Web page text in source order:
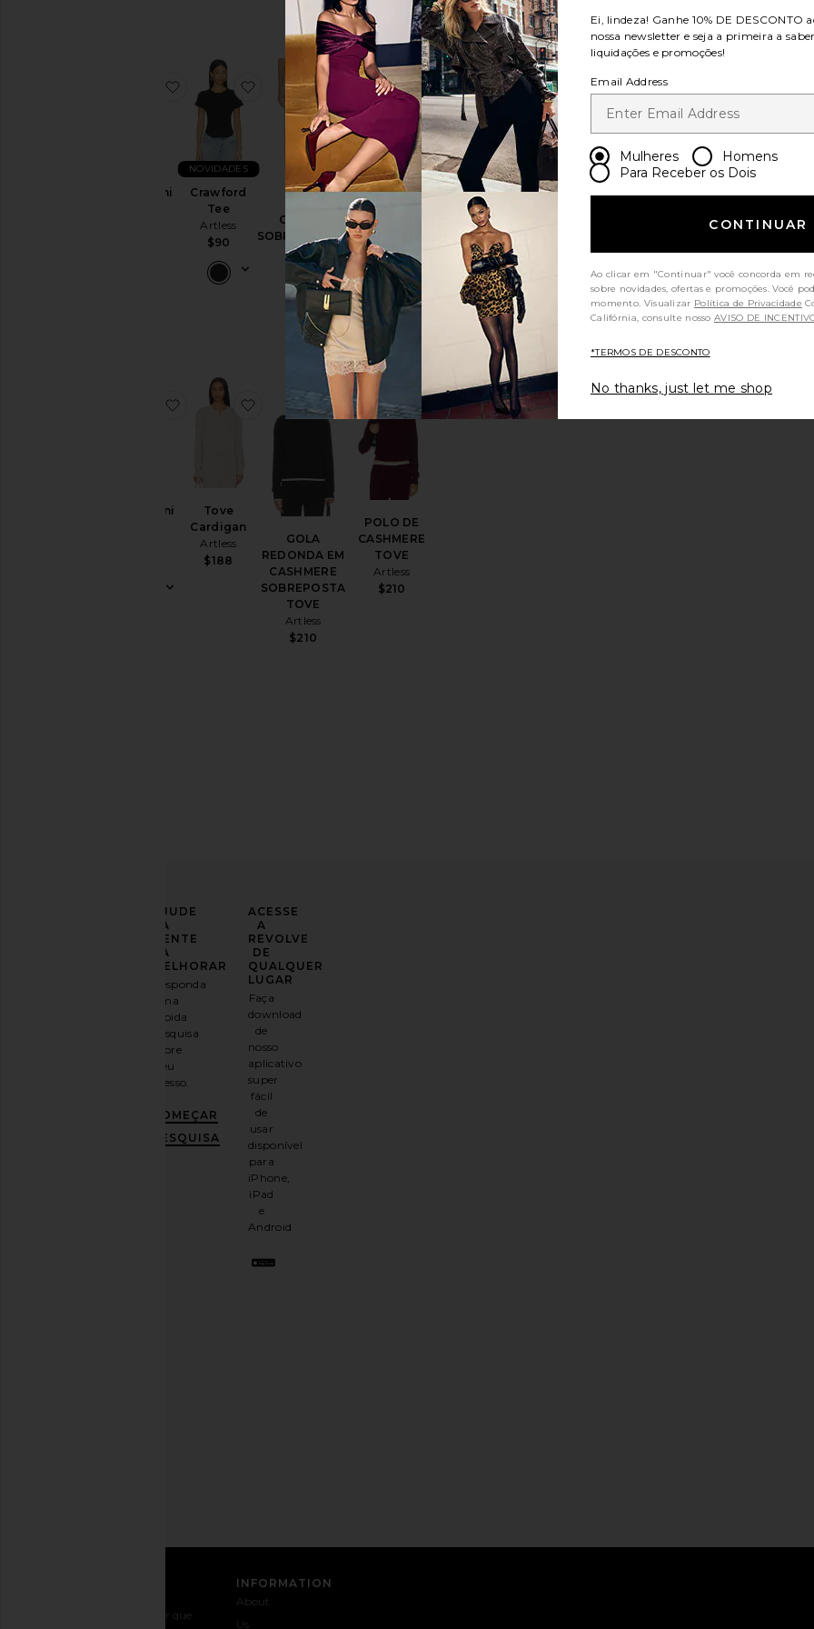
$128
Rhea Mini
favoritoRhea Mini Dress
Crawford
Tee
Artless
$90
NOVIDADES
favoritoCrawford Tee
CALÇAS
SOBREPOSTAS
TOVE
Artless
$248
favoritoCALÇAS SOBREPOSTAS TOVE
VESTIDO
MIDI
DECOTADO
TATE
Artless
Sale price:
$37
(PROMOÇÃO
FINAL)
Previous price:
$145
favoritoVESTIDO MIDI DECOTADO TATE
Romy Mini
favoritoRomy Mini Dress
Tove
Cardigan
Artless
$188
favoritoTove Cardigan
GOLA
REDONDA EM
CASHMERE
SOBREPOSTA
TOVE
Artless
$210
favoritoGOLA REDONDA EM CASHMERE SOBREPOSTA TOVE
POLO DE
CASHMERE
TOVE
Artless
$210
favoritoPOLO DE CASHMERE TOVE
AJUDE
A
GENTE
A
MELHORAR
Responda
uma
rápida
pesquisa
sobre
seu
acesso.
COMEÇAR
PESQUISA
ACESSE
A
REVOLVE
DE
QUALQUER
LUGAR
Faça
download
de
nosso
aplicativo
super
fácil
de
usar
disponível
para
iPhone,
iPad
e
Android
Por que
INFORMATION
About
Us
Ei, lindeza! Ganhe 10% DE DESCONTO
nossa newsletter e seja a primeira a
liquidações e promoções!
Email Address
Mulheres
Homens
Para Receber os Dois
CONTINUAR
Ao clicar em "Continuar" você concorda em
sobre novidades, ofertas e promoções. Você
momento. Visualizar Política de Privacidade Consumidores da
Califórnia, consulte nossoAVISO DE
*TERMOS DE DESCONTO
No thanks, just let me shop